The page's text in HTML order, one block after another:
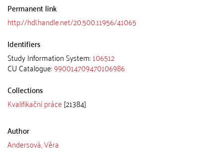
Permanent link
http://hdl.handle.net/20.500.11956/41065
Identifiers
Study Information System:106512
CU Catalogue:990014709470106986
Collections
Kvalifikační práce [21384]
Author
Andersová, Věra